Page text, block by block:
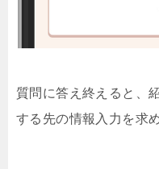
質問に答え終えると、
する先の情報入力を求